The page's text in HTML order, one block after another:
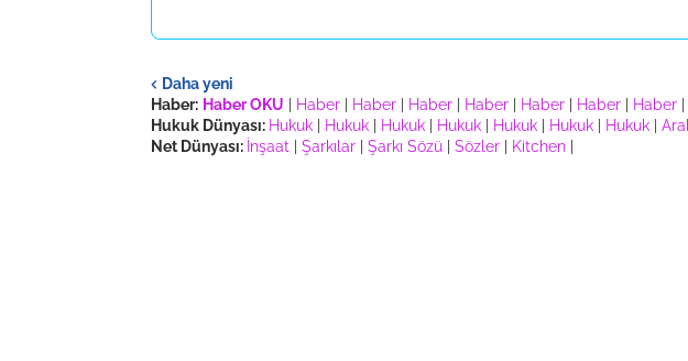
Daha yeni
Haber: Haber OKU Haber Haber Haber Haber Haber Haber Haber
Hukuk Dünyası: Hukuk Hukuk Hukuk Hukuk Hukuk Hukuk Hukuk
Net Dünyası: İnşaat Şarkılar Şarkı Sözü Sözler Kitchen